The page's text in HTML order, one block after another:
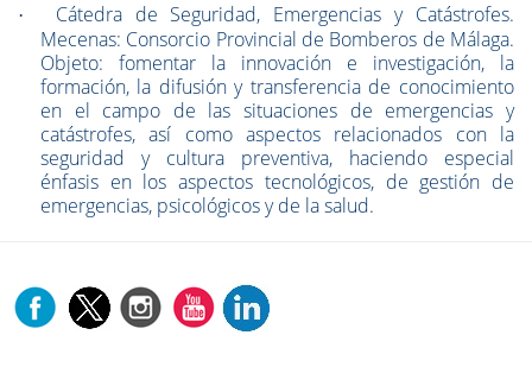
·
Cátedra de Seguridad, Emergencias y Catástrofes.
Mecenas: Consorcio Provincial de Bomberos de Málaga.
Objeto: fomentar la innovación e investigación, la
formación, la difusión y transferencia de conocimiento
en el campo de las situaciones de emergencias y
catástrofes, así como aspectos relacionados con la
seguridad y cultura preventiva, haciendo especial
énfasis en los aspectos tecnológicos, de gestión de
emergencias, psicológicos y de la salud.